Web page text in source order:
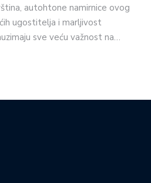
autohtone namirnice ovog
ugostitelja i marljivost
sve veću važnost na…